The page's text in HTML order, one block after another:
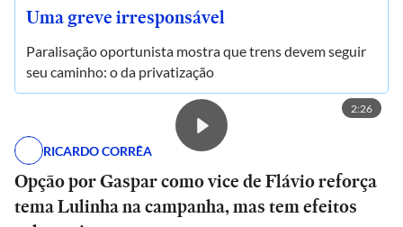
Uma greve irresponsável
Paralisação oportunista mostra que trens devem seguir
seu caminho: o da privatização
2:26
RICARDO CORRÊA
Opção por Gaspar como vice de Flávio reforça
tema Lulinha na campanha, mas tem efeitos